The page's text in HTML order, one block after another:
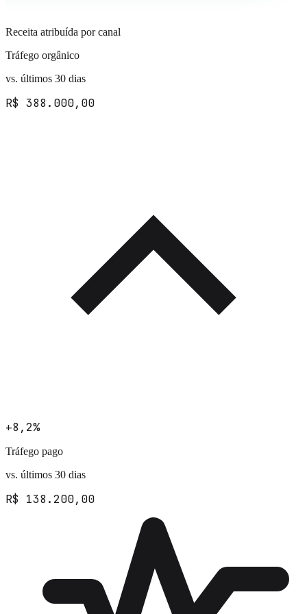
Receita atribuída por canal
Tráfego orgânico
vs. últimos 30 dias
R$ 388.000,00
+8,2%
Tráfego pago
vs. últimos 30 dias
R$ 138.200,00